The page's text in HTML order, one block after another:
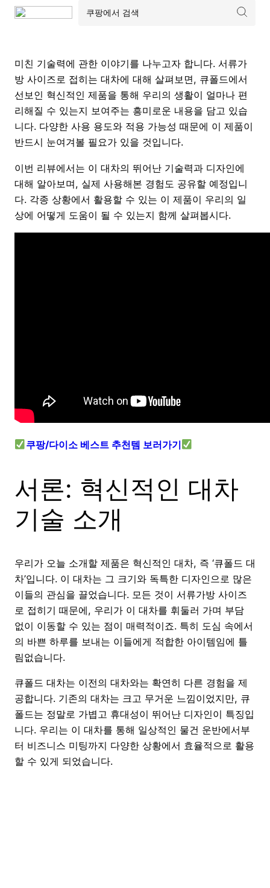
미친 기술력에 관한 이야기를 나누고자 합니다. 서류가
방 사이즈로 접히는 대차에 대해 살펴보면, 큐폴드에서
선보인 혁신적인 제품을 통해 우리의 생활이 얼마나 편
리해질 수 있는지 보여주는 흥미로운 내용을 담고 있습
니다. 다양한 사용 용도와 적용 가능성 때문에 이 제품이
반드시 눈여겨볼 필요가 있을 것입니다.
이번 리뷰에서는 이 대차의 뛰어난 기술력과 디자인에
대해 알아보며, 실제 사용해본 경험도 공유할 예정입니
다. 각종 상황에서 활용할 수 있는 이 제품이 우리의 일
상에 어떻게 도움이 될 수 있는지 함께 살펴봅시다.
쿠팡/다이소 베스트 추천템 보러가기
서론: 혁신적인 대차
기술 소개
우리가 오늘 소개할 제품은 혁신적인 대차, 즉 ‘큐폴드 대
차’입니다. 이 대차는 그 크기와 독특한 디자인으로 많은
이들의 관심을 끌었습니다. 모든 것이 서류가방 사이즈
로 접히기 때문에, 우리가 이 대차를 휘둘러 가며 부담
없이 이동할 수 있는 점이 매력적이죠. 특히 도심 속에서
의 바쁜 하루를 보내는 이들에게 적합한 아이템임에 틀
림없습니다.
큐폴드 대차는 이전의 대차와는 확연히 다른 경험을 제
공합니다. 기존의 대차는 크고 무거운 느낌이었지만, 큐
폴드는 정말로 가볍고 휴대성이 뛰어난 디자인이 특징입
니다. 우리는 이 대차를 통해 일상적인 물건 운반에서부
터 비즈니스 미팅까지 다양한 상황에서 효율적으로 활용
할 수 있게 되었습니다.